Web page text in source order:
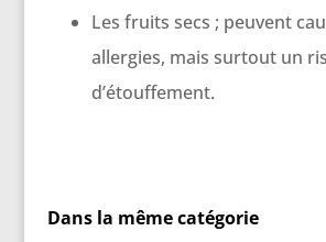
Les fruits secs ; peuvent
allergies, mais surtout un
d’étouffement.
Dans la même catégorie